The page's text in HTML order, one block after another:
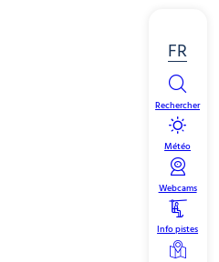
FR
Rechercher
Météo
Webcams
Info pistes